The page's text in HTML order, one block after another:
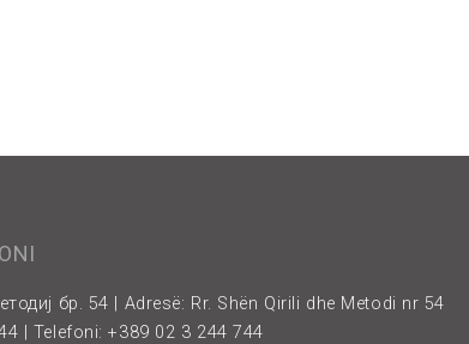
бр. 54 | Adresë: Rr. Shën Qirili dhe Metodi nr 54
| Telefoni: +389 02 3 244 744